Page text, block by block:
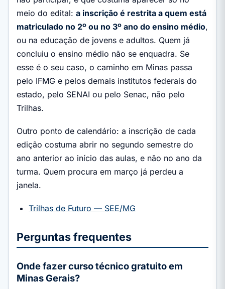
meio do edital: a inscrição é restrita a quem está
matriculado no 2º ou no 3º ano do ensino médio,
ou na educação de jovens e adultos. Quem já
concluiu o ensino médio não se enquadra. Se
esse é o seu caso, o caminho em Minas passa
pelo IFMG e pelos demais institutos federais do
estado, pelo SENAI ou pelo Senac, não pelo
Trilhas.
Outro ponto de calendário: a inscrição de cada
edição costuma abrir no segundo semestre do
ano anterior ao início das aulas, e não no ano da
turma. Quem procura em março já perdeu a
janela.
Trilhas de Futuro — SEE/MG
Perguntas frequentes
Onde fazer curso técnico gratuito em
Minas Gerais?